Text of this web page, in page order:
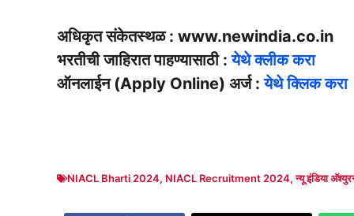
अधिकृत संकेतस्थळ : www.newindia.co.in
भरतीची जाहिरात पाहण्यासाठी :येथे क्लीक करा
ऑनलाईन (Apply Online) अर्ज :येथे क्लिक करा
NIACL Bharti 2024, NIACL Recruitment 2024,न्यू इंडिया